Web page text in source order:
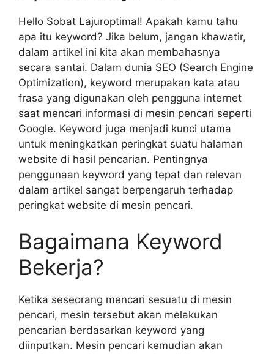
Hello Sobat Lajuroptimal! Apakah kamu tahu
apa itu keyword? Jika belum, jangan khawatir,
dalam artikel ini kita akan membahasnya
secara santai. Dalam dunia SEO (Search Engine
Optimization), keyword merupakan kata atau
frasa yang digunakan oleh pengguna internet
saat mencari informasi di mesin pencari seperti
Google. Keyword juga menjadi kunci utama
untuk meningkatkan peringkat suatu halaman
website di hasil pencarian. Pentingnya
penggunaan keyword yang tepat dan relevan
dalam artikel sangat berpengaruh terhadap
peringkat website di mesin pencari.
Bagaimana Keyword
Bekerja?
Ketika seseorang mencari sesuatu di mesin
pencari, mesin tersebut akan melakukan
pencarian berdasarkan keyword yang
diinputkan. Mesin pencari kemudian akan